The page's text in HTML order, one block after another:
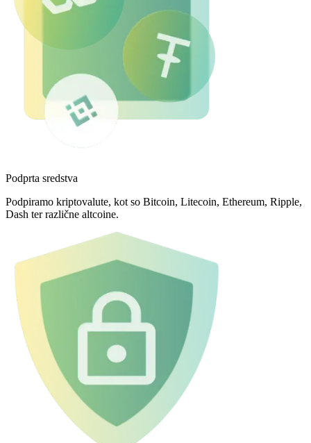
Podprta sredstva
Podpiramo kriptovalute, kot so Bitcoin, Litecoin, Ethereum, Ripple,
Dash ter različne altcoine.